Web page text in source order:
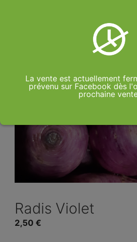
Radis Violet
2,50 €
La vente est actuellement
prévenu sur Facebook dès
prochaine